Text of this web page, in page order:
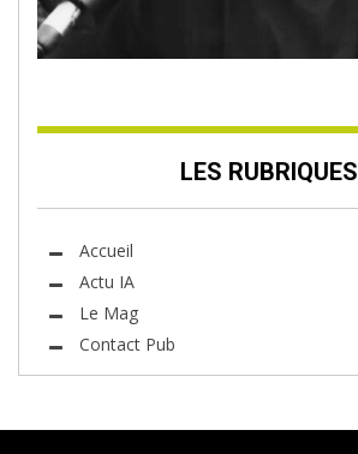
LES RUBRIQUES
Accueil
Actu IA
Le Mag
Contact Pub